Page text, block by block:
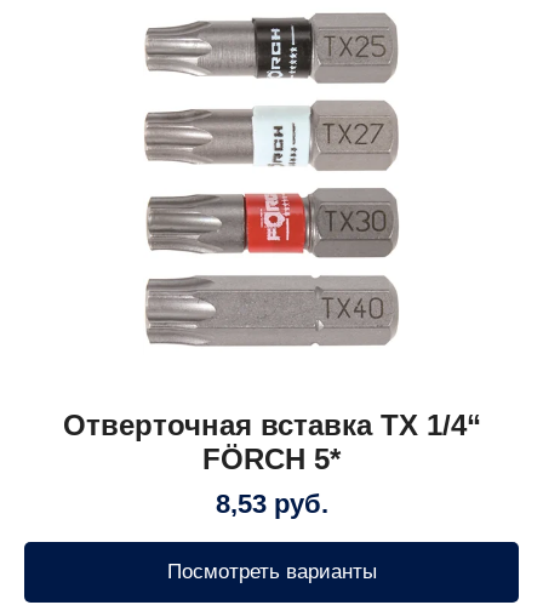
Отверточная вставка TX 1/4“
FÖRCH 5*
8,53 руб.
Посмотреть варианты